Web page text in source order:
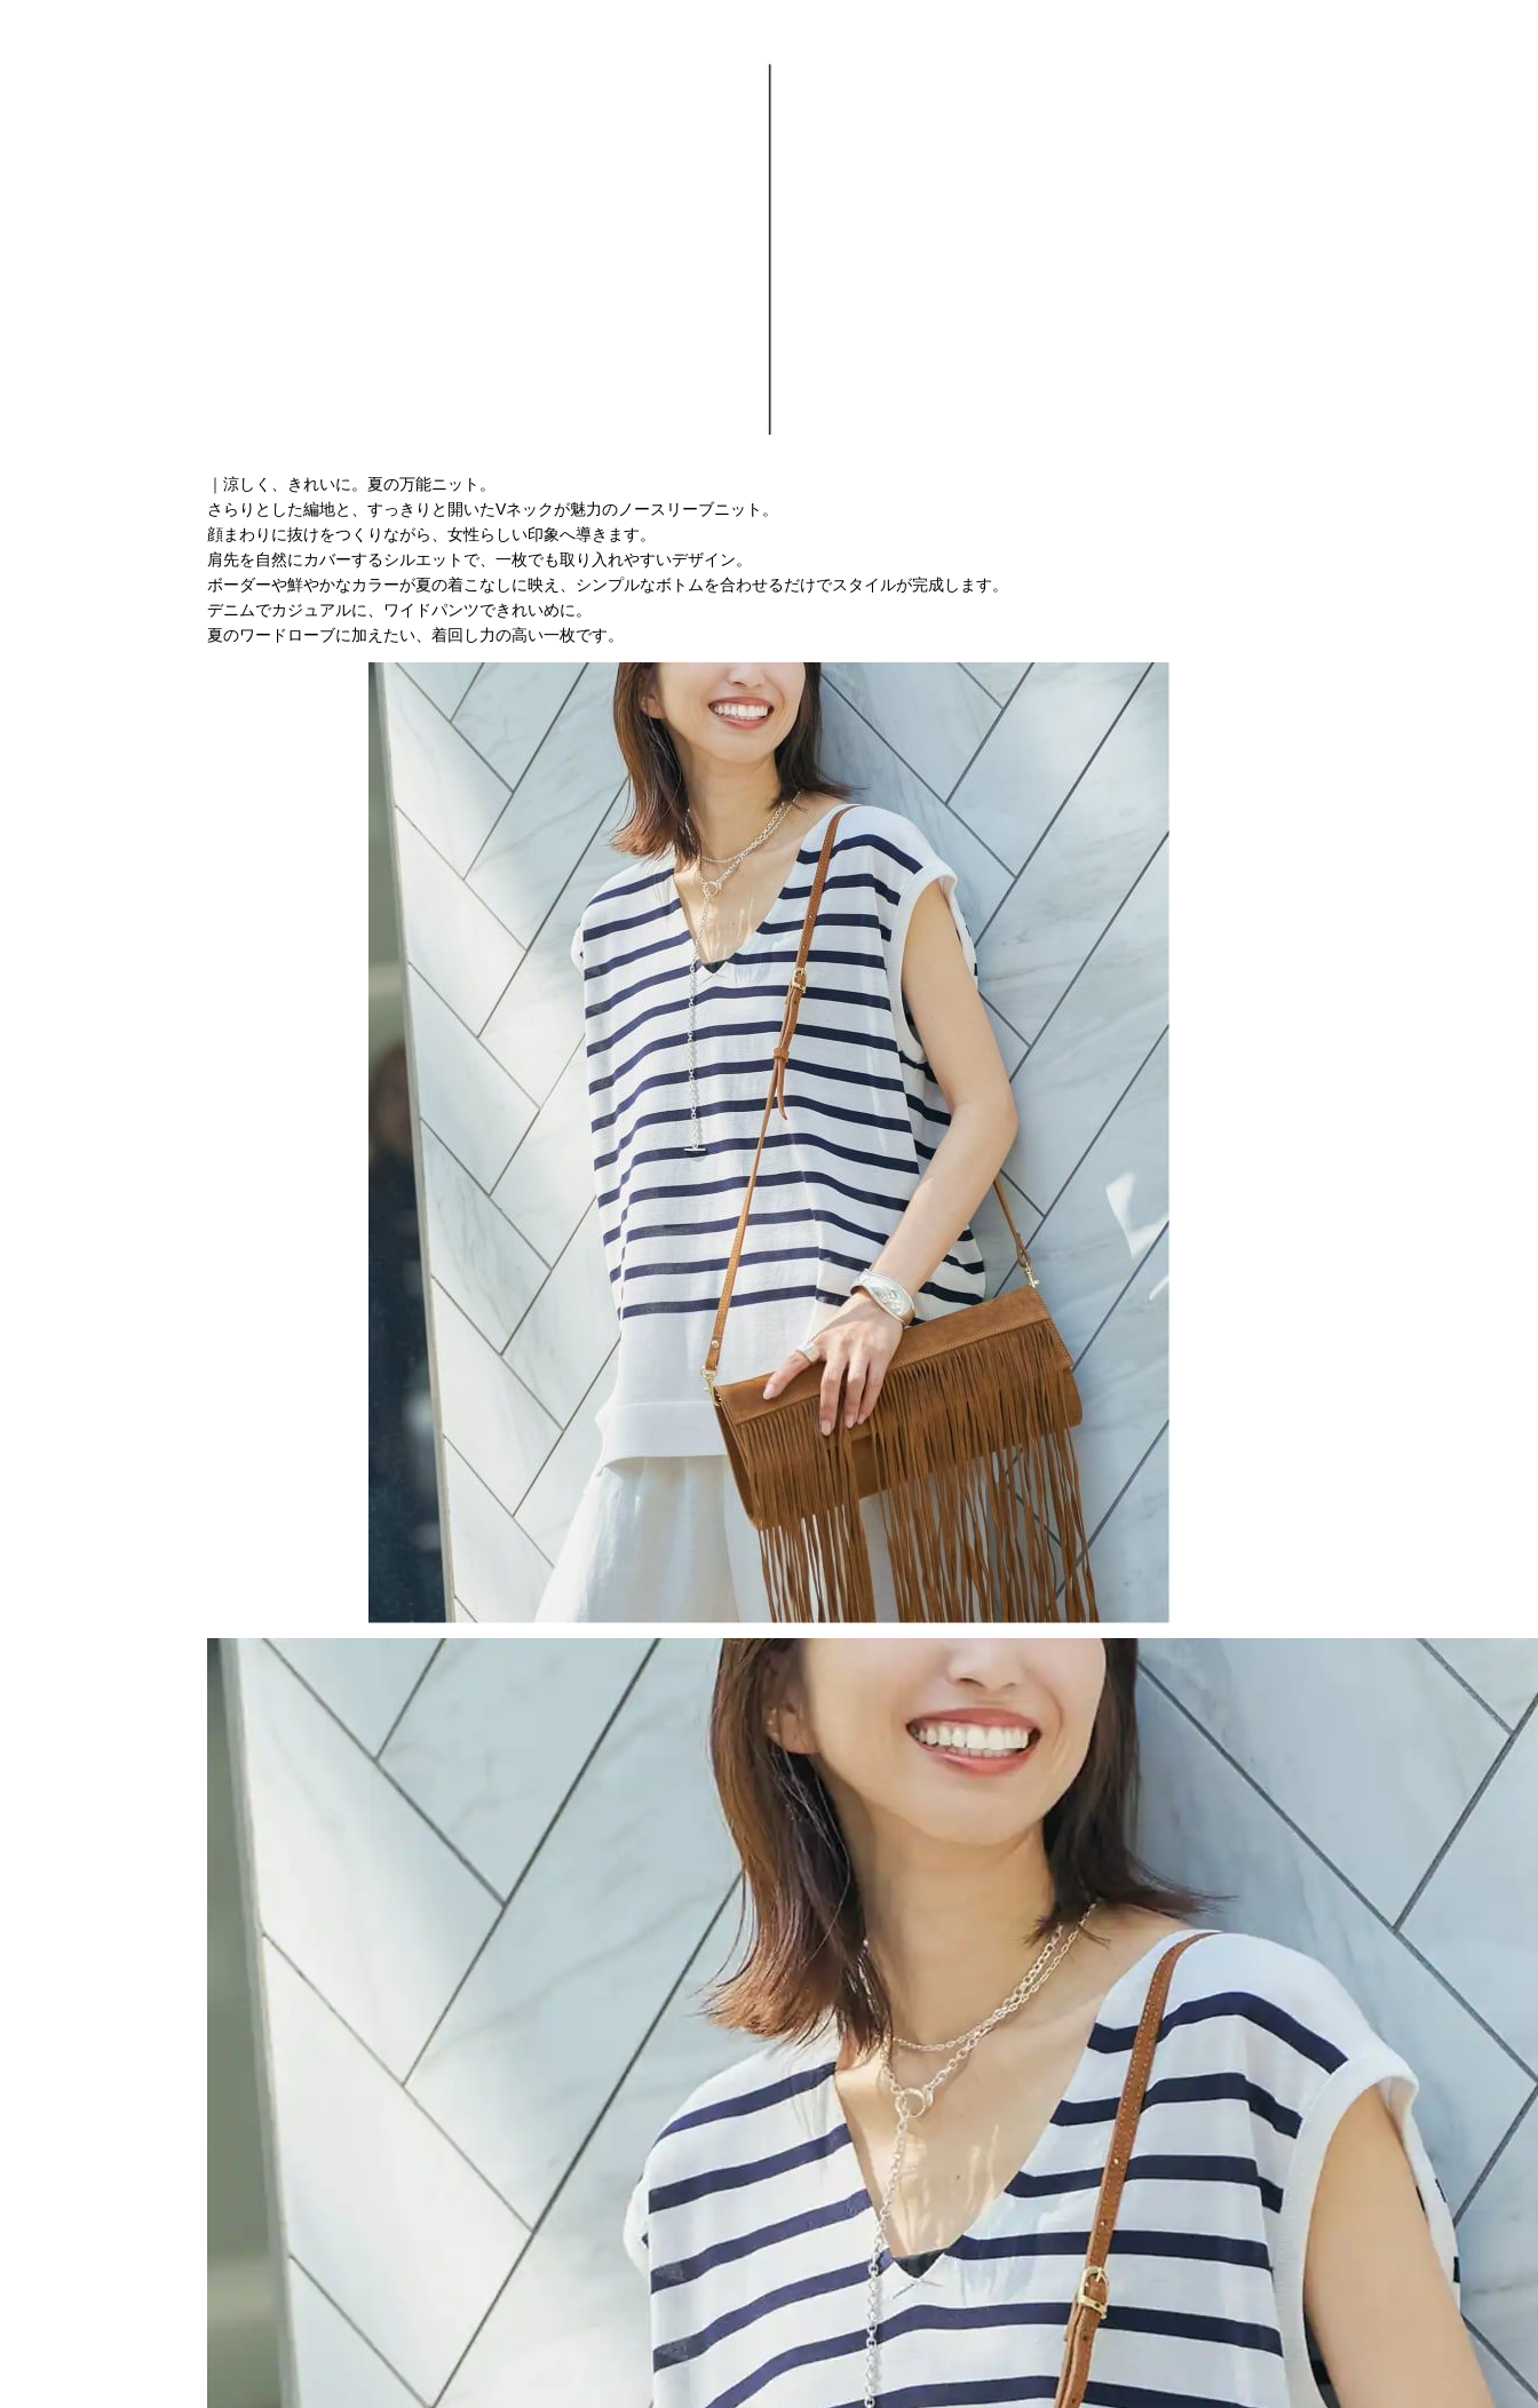
｜涼しく、きれいに。夏の万能ニット。
さらりとした編地と、すっきりと開いたVネックが魅力のノースリーブニット。
顔まわりに抜けをつくりながら、女性らしい印象へ導きます。
肩先を自然にカバーするシルエットで、一枚でも取り入れやすいデザイン。
ボーダーや鮮やかなカラーが夏の着こなしに映え、シンプルなボトムを合わせるだけでスタイルが完成します。
デニムでカジュアルに、ワイドパンツできれいめに。
夏のワードローブに加えたい、着回し力の高い一枚です。